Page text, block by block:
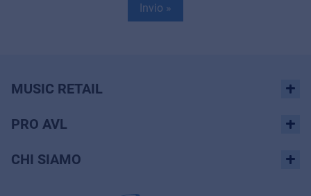
Invio »
MUSIC RETAIL
PRO AVL
CHI SIAMO